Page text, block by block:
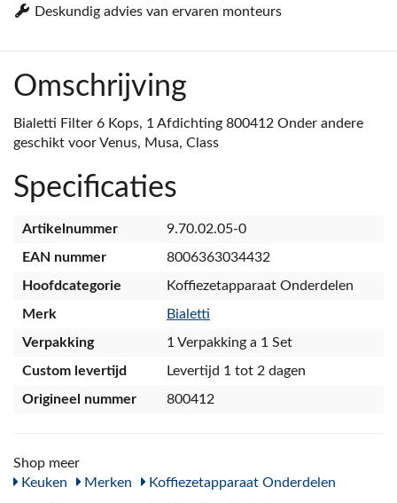
Deskundig advies van ervaren monteurs
Omschrijving
Bialetti Filter 6 Kops, 1 Afdichting 800412 Onder andere
geschikt voor Venus, Musa, Class
Specificaties
Artikelnummer
9.70.02.05-0
EAN nummer
8006363034432
Hoofdcategorie
Koffiezetapparaat Onderdelen
Merk
Bialetti
Verpakking
1 Verpakking a 1 Set
Custom levertijd
Levertijd 1 tot 2 dagen
Origineel nummer
800412
Shop meer
Keuken
Merken Koffiezetapparaat Onderdelen